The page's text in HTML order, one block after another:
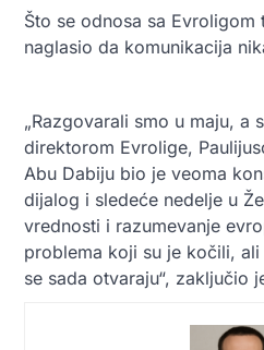
Što se odnosa sa
naglasio da komunikacija
„Razgovarali smo u maju, a
direktorom Evrolige,
Abu Dabiju bio je veoma
dijalog i sledeće nedelje u
vrednosti i razumevanje
problema koji su je kočili,
se sada otvaraju“, zaključio